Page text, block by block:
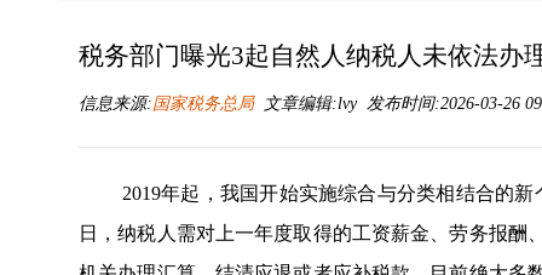
税务部门曝光3起自然人纳税人未依法办
信息来源:国家税务总局文章编辑:lvy 发布时间:2026-03-26
2019年起，我国开始实施综合与分类相结合的
日，纳税人需对上一年度取得的工资薪金、劳务报